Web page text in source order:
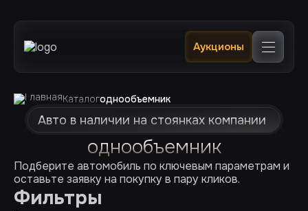
Главная
Каталог
Клиентам
Отслеживание
Контакты
+7 (924) 520 0400
+7 (924) 240 0200
Аукционы
Каталогоднообъемник
Авто в наличии на стоянках компании
однообъемник
Подберите автомобиль по ключевым параметрам и
оставьте заявку на покупку в пару кликов.
Фильтры